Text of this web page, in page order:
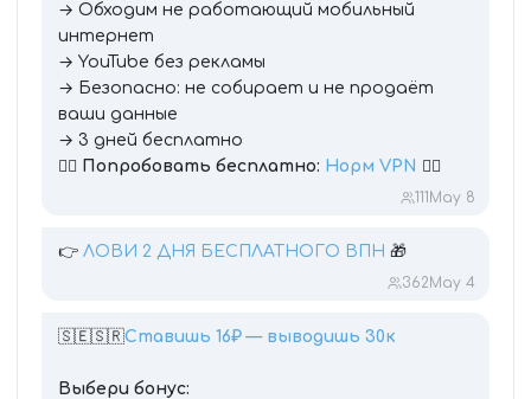
→ Обходим не работающий мобильный
интернет
→ YouTube без рекламы
→ Безопасно: не собирает и не продаёт
ваши данные
→ 3 дней бесплатно
👉🏻 Попробовать бесплатно: Норм VPN 👍🏻
111 May 8
👉 ЛОВИ 2 ДНЯ БЕСПЛАТНОГО ВПН 🎁
362 May 4
🇸🇪🇸🇷Ставишь 16₽ — выводишь 30к
Выбери бонус: